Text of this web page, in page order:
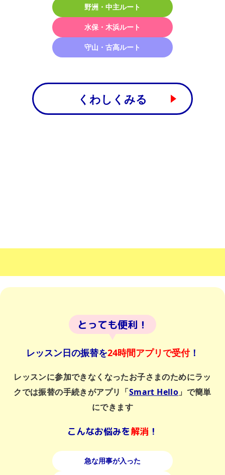
野洲・中主ルート
水保・木浜ルート
守山・古高ルート
くわしくみる
とっても便利！
レッスン日の振替を24時間アプリで受付！
レッスンに参加できなくなったお子さまのためにラッ
クでは振替の手続きがアプリ「Smart Hello 」で簡単
にできます
こんなお悩みを解消 ！
急な用事が入った